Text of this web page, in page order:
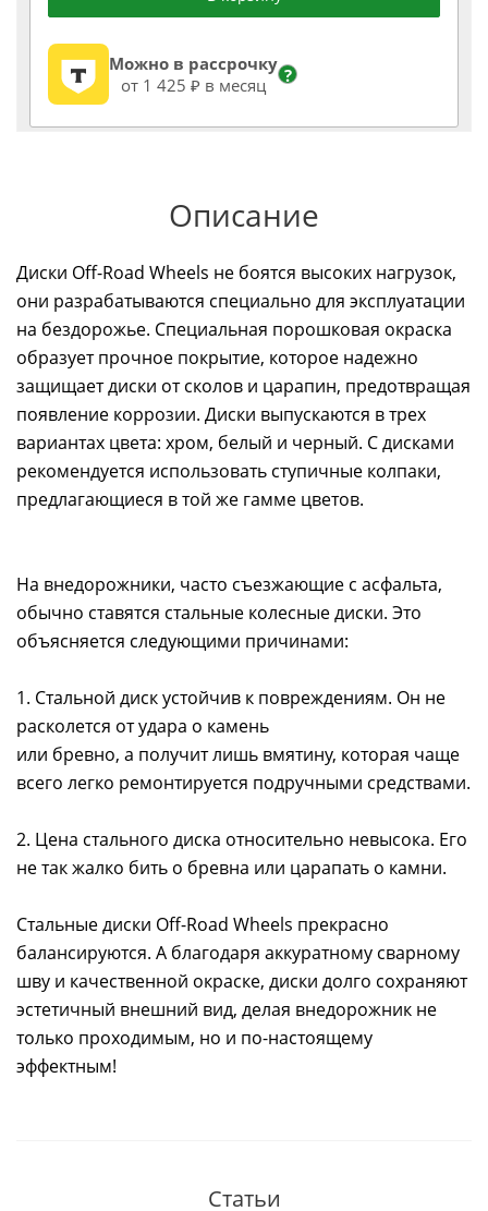
Можно в рассрочку
от 1 425 ₽ в месяц
?
Описание
Диски Off-Road Wheels не боятся высоких нагрузок,
они разрабатываются специально для эксплуатации
на бездорожье. Специальная порошковая окраска
образует прочное покрытие, которое надежно
защищает диски от сколов и царапин, предотвращая
появление коррозии. Диски выпускаются в трех
вариантах цвета: хром, белый и черный. С дисками
рекомендуется использовать ступичные колпаки,
предлагающиеся в той же гамме цветов.
На внедорожники, часто съезжающие с асфальта,
обычно ставятся стальные колесные диски. Это
объясняется следующими причинами:
1. Стальной диск устойчив к повреждениям. Он не
расколется от удара о камень
или бревно, а получит лишь вмятину, которая чаще
всего легко ремонтируется подручными средствами.
2. Цена стального диска относительно невысока. Его
не так жалко бить о бревна или царапать о камни.
Стальные диски Off-Road Wheels прекрасно
балансируются. А благодаря аккуратному сварному
шву и качественной окраске, диски долго сохраняют
эстетичный внешний вид, делая внедорожник не
только проходимым, но и по-настоящему
эффектным!
Статьи